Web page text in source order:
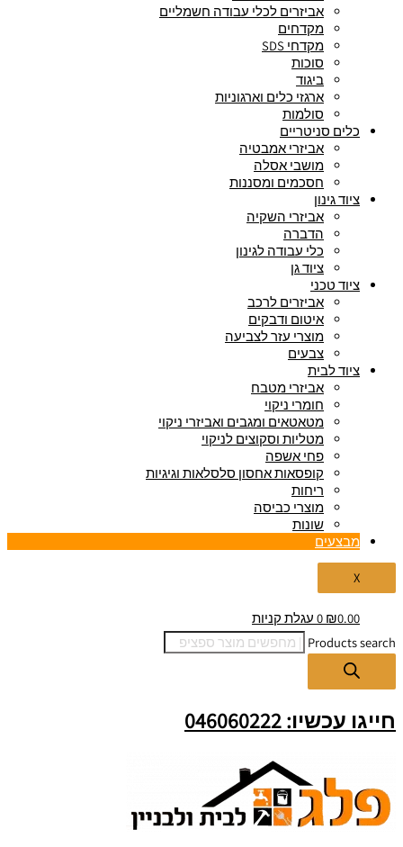
אביזרים לכלי עבודה חשמליים
מקדחים
מקדחי SDS
סוכות
ביגוד
ארגזי כלים וארגוניות
סולמות
כלים סניטריים
אביזרי אמבטיה
מושבי אסלה
חסכמים ומסננות
ציוד גינון
אביזרי השקיה
הדברה
כלי עבודה לגינון
ציוד גן
ציוד טכני
אביזרים לרכב
איטום ודבקים
מוצרי עזר לצביעה
צבעים
ציוד לבית
אביזרי מטבח
חומרי ניקוי
מטאטאים ומגבים ואביזרי ניקוי
מטליות וסקוצים לניקוי
פחי אשפה
קופסאות אחסון סלסלאות וגיגיות
ריחות
מוצרי כביסה
שונות
מבצעים
X
₪0.00
0 עגלת קניות
Products search
חייגו עכשיו: 046060222